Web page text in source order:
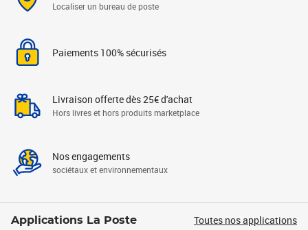
Localiser un bureau de poste
Paiements 100% sécurisés
Livraison offerte dès 25€ d'achat
Hors livres et hors produits marketplace
Nos engagements
sociétaux et environnementaux
Applications La Poste Toutes nos applications